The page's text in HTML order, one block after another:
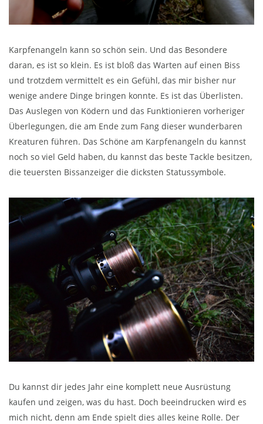
Karpfenangeln kann so schön sein. Und das Besondere
daran, es ist so klein. Es ist bloß das Warten auf einen Biss
und trotzdem vermittelt es ein Gefühl, das mir bisher nur
wenige andere Dinge bringen konnte. Es ist das Überlisten.
Das Auslegen von Ködern und das Funktionieren vorheriger
Überlegungen, die am Ende zum Fang dieser wunderbaren
Kreaturen führen. Das Schöne am Karpfenangeln du kannst
noch so viel Geld haben, du kannst das beste Tackle besitzen,
die teuersten Bissanzeiger die dicksten Statussymbole.
Du kannst dir jedes Jahr eine komplett neue Ausrüstung
kaufen und zeigen, was du hast. Doch beeindrucken wird es
mich nicht, denn am Ende spielt dies alles keine Rolle. Der